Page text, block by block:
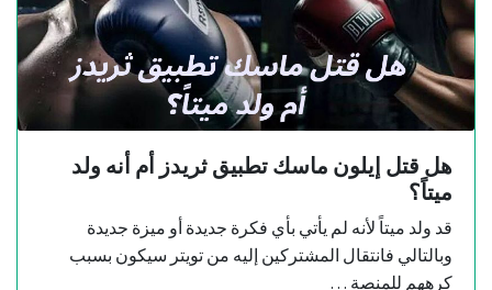
هل قتل إيلون ماسك تطبيق ثريدز أم أنه ولد
ميتاً؟
قد ولد ميتاً لأنه لم يأتي بأي فكرة جديدة أو ميزة جديدة
وبالتالي فانتقال المشتركين إليه من تويتر سيكون بسبب
كرههم للمنصة …